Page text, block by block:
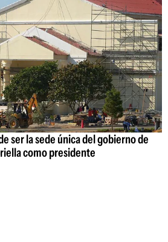
ser la sede única del gobierno de
como presidente